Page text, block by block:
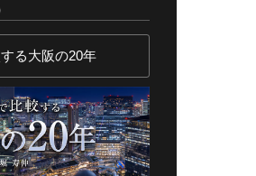
る大阪の20年